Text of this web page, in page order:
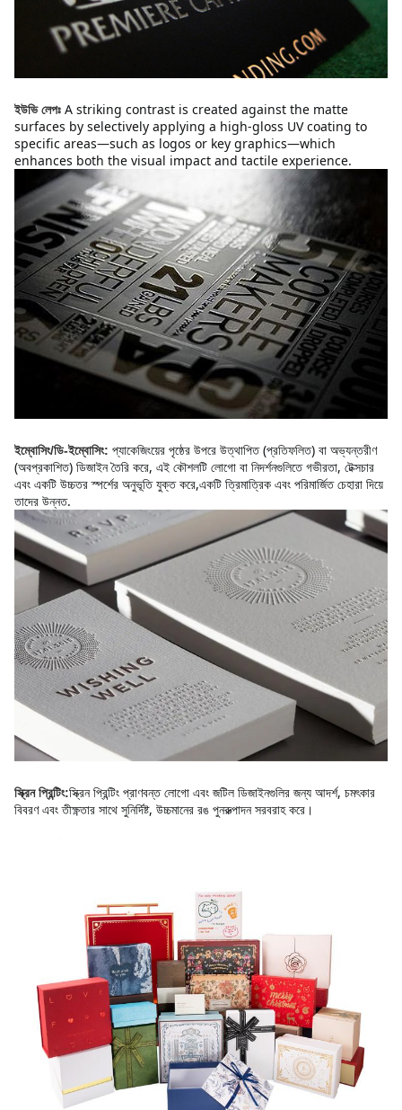
ইউভি লেপঃ A striking contrast is created against the matte
surfaces by selectively applying a high-gloss UV coating to
specific areas—such as logos or key graphics—which
enhances both the visual impact and tactile experience.
ইম্বোসিং/ডি-ইম্বোসিং: প্যাকেজিংয়ের পৃষ্ঠের উপরে উত্থাপিত (প্রতিফলিত) বা অভ্যন্তরীণ
(অবপ্রকাশিত) ডিজাইন তৈরি করে, এই কৌশলটি লোগো বা নিদর্শনগুলিতে গভীরতা, টেক্সচার
এবং একটি উচ্চতর স্পর্শের অনুভূতি যুক্ত করে,একটি ত্রিমাত্রিক এবং পরিমার্জিত চেহারা দিয়ে
তাদের উন্নত.
স্ক্রিন প্রিন্টিং:স্ক্রিন প্রিন্টিং প্রাণবন্ত লোগো এবং জটিল ডিজাইনগুলির জন্য আদর্শ, চমৎকার
বিবরণ এবং তীক্ষ্ণতার সাথে সুনির্দিষ্ট, উচ্চমানের রঙ পুনরুত্পাদন সরবরাহ করে।